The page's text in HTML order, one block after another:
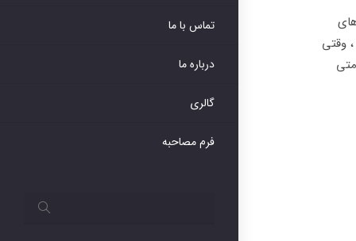
تماس با ما
درباره ما
گالری
فرم مصاحبه
وقتی